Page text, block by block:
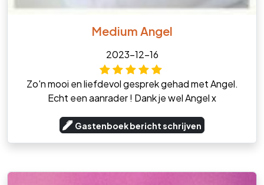
Medium Angel
2023-12-16
Zo'n mooi en liefdevol gesprek gehad met Angel.
Echt een aanrader ! Dank je wel Angel x
Gastenboek bericht schrijven